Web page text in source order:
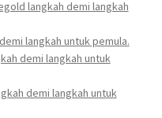
langkah demi langkah
langkah untuk pemula.
demi langkah untuk
demi langkah untuk